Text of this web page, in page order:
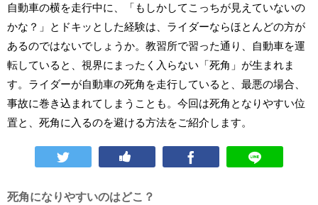
自動車の横を走行中に、「もしかしてこっちが見えていないの
かな？」とドキッとした経験は、ライダーならほとんどの方が
あるのではないでしょうか。教習所で習った通り、自動車を運
転していると、視界にまったく入らない「死角」が生まれま
す。ライダーが自動車の死角を走行していると、最悪の場合、
事故に巻き込まれてしまうことも。今回は死角となりやすい位
置と、死角に入るのを避ける方法をご紹介します。
死角になりやすいのはどこ？